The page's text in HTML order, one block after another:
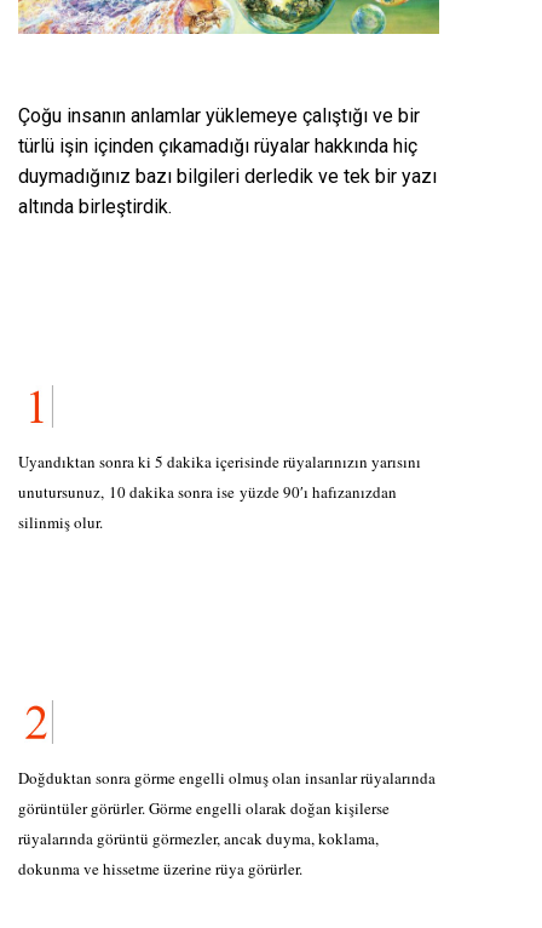
Çoğu insanın anlamlar yüklemeye çalıştığı ve bir
türlü işin içinden çıkamadığı rüyalar hakkında hiç
duymadığınız bazı bilgileri derledik ve tek bir yazı
altında birleştirdik.
Uyandıktan sonra ki 5 dakika içerisinde rüyalarınızın yarısını
unutursunuz, 10 dakika sonra ise yüzde 90′ı hafızanızdan
silinmiş olur.
Doğduktan sonra görme engelli olmuş olan insanlar rüyalarında
görüntüler görürler. Görme engelli olarak doğan kişilerse
rüyalarında görüntü görmezler, ancak duyma, koklama,
dokunma ve hissetme üzerine rüya görürler.